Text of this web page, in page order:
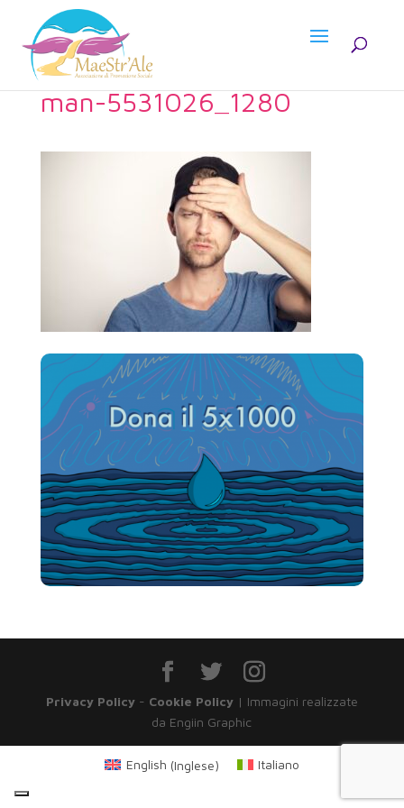
man-5531026_1280
Privacy Policy- Cookie Policy| Immagini realizzate
da Engiin Graphic
English (Inglese) Italiano